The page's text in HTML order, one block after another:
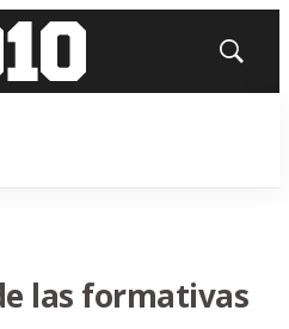
Mostrar
las formativas